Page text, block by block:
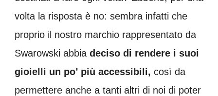
volta la risposta è no: sembra infatti che
proprio il nostro marchio rappresentato da
Swarowski abbia deciso di rendere i suoi
gioielli un po’ più accessibili, così da
permettere anche a tanti altri di noi di poter